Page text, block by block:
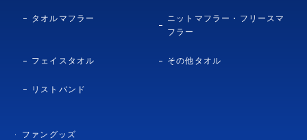
タオルマフラー
ニットマフラー・フリースマ
フラー
フェイスタオル その他タオル
リストバンド
ファングッズ